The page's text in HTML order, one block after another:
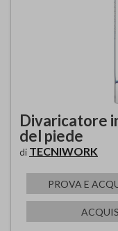
Divaricatore
del piede
di TECNIWORK
PROVA E